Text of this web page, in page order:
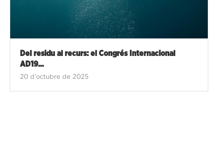
Del residu al recurs: el Congrés Internacional
AD19...
20 d'octubre de 2025